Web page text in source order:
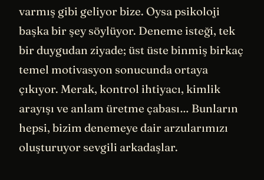
varmış gibi geliyor bize. Oysa psikoloji
başka bir şey söylüyor. Deneme isteği, tek
bir duygudan ziyade; üst üste binmiş birkaç
temel motivasyon sonucunda ortaya
çıkıyor. Merak, kontrol ihtiyacı, kimlik
arayışı ve anlam üretme çabası… Bunların
hepsi, bizim denemeye dair arzularımızı
oluşturuyor sevgili arkadaşlar.